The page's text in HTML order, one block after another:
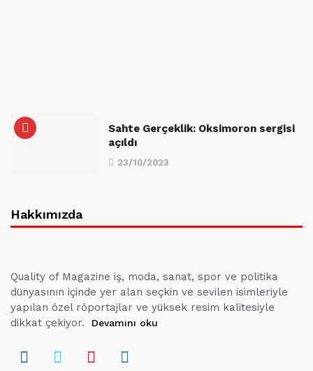
Sahte Gerçeklik: Oksimoron sergisi
açıldı
23/10/2023
Hakkımızda
Quality of Magazine iş, moda, sanat, spor ve politika
dünyasının içinde yer alan seçkin ve sevilen isimleriyle
yapılan özel röportajlar ve yüksek resim kalitesiyle
dikkat çekiyor.
Devamını oku